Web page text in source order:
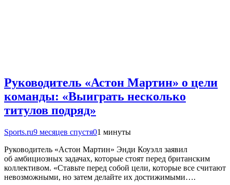
Руководитель «Астон Мартин» о цели
команды: «Выиграть несколько
титулов подряд»
Sports.ru9 месяцев спустя01 минуты
Руководитель «Астон Мартин» Энди Коуэлл заявил
об амбициозных задачах, которые стоят перед британским
коллективом. «Ставьте перед собой цели, которые все считают
невозможными, но затем делайте их достижимыми….